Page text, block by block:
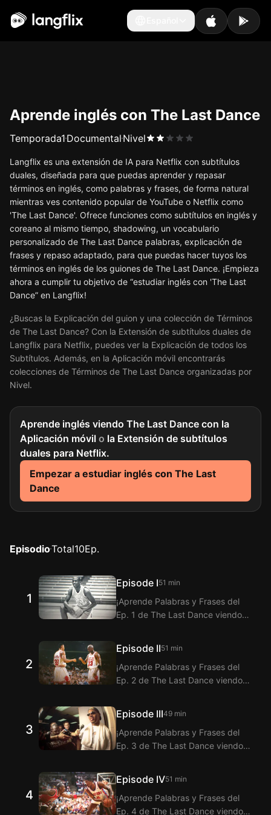
Español
Aprende inglés con The Last Dance
Temporada1 Documental Nivel
Langflix es una extensión de IA para Netflix con subtítulos
duales, diseñada para que puedas aprender y repasar
términos en inglés, como palabras y frases, de forma natural
mientras ves contenido popular de YouTube o Netflix como
'The Last Dance'. Ofrece funciones como subtítulos en inglés y
coreano al mismo tiempo, shadowing, un vocabulario
personalizado de The Last Dance palabras, explicación de
frases y repaso adaptado, para que puedas hacer tuyos los
términos en inglés de los guiones de The Last Dance. ¡Empieza
ahora a cumplir tu objetivo de “estudiar inglés con 'The Last
Dance” en Langflix!
¿Buscas la Explicación del guion y una colección de Términos
de The Last Dance? Con la Extensión de subtítulos duales de
Langflix para Netflix, puedes ver la Explicación de todos los
Subtítulos. Además, en la Aplicación móvil encontrarás
colecciones de Términos de The Last Dance organizadas por
Nivel.
Aprende inglés viendo The Last Dance con la
Aplicación móvil o la Extensión de subtítulos
duales para Netflix.
Empezar a estudiar inglés con The Last
Dance
EpisodioTotal10Ep.
1
Episode I51 min
¡Aprende Palabras y Frases del
Ep. 1 de The Last Dance viendo
ofrece la traducción de los
Diálogos del Ep. 1 de The Last
Dance con la función de
2
Episode II51 min
¡Aprende Palabras y Frases del
Ep. 2 de The Last Dance viendo
ofrece la traducción de los
Diálogos del Ep. 2 de The Last
Dance con la función de
3
Episode III49 min
¡Aprende Palabras y Frases del
Ep. 3 de The Last Dance viendo
ofrece la traducción de los
Diálogos del Ep. 3 de The Last
Dance con la función de
4
Episode IV51 min
¡Aprende Palabras y Frases del
Ep. 4 de The Last Dance viendo